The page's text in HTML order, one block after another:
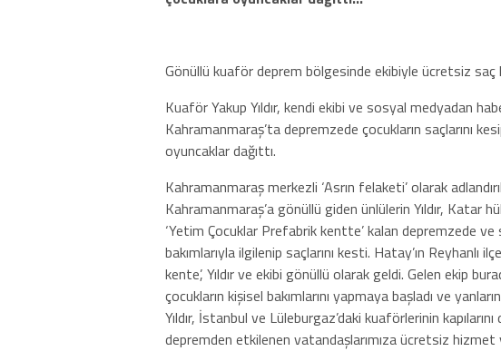
Gönüllü kuaför deprem bölgesinde ekibiyle ücretsiz saç
Kuaför Yakup Yıldır, kendi ekibi ve sosyal medyadan
Kahramanmaraş’ta depremzede çocukların saçlarını
oyuncaklar dağıttı.
Kahramanmaraş merkezli ‘Asrın felaketi’ olarak
Kahramanmaraş’a gönüllü giden ünlülerin Yıldır, Katar
‘Yetim Çocuklar Prefabrik kentte’ kalan depremzede ve
bakımlarıyla ilgilenip saçlarını kesti. Hatay’ın Reyhanlı
kente’, Yıldır ve ekibi gönüllü olarak geldi. Gelen ekip
çocukların kişisel bakımlarını yapmaya başladı ve
Yıldır, İstanbul ve Lüleburgaz’daki kuaförlerinin
depremden etkilenen vatandaşlarımıza ücretsiz hizmet